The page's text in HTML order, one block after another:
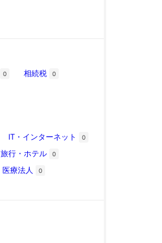
0 相続税 0
IT・インターネット 0
旅行・ホテル 0
医療法人 0